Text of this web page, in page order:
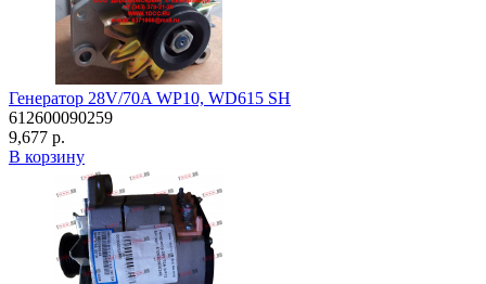
Генератор 28V/70A WP10, WD615 SH
612600090259
9,677 р.
В корзину